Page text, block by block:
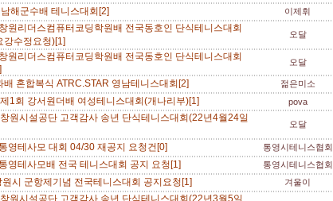
해군수배 테니스대회[2] 이제휘
원리더스컴퓨터코딩학원배 전국동호인 단식테니스대회
강수정요청)[1]
오달
원리더스컴퓨터코딩학원배 전국동호인 단식테니스대회
오달
배 혼합복식 ATRC.STAR 영남테니스대회[2] 젊은미소
1회 강서원더배 여성테니스대회(개나리부)[1] pova
원시설공단 고객감사 송년 단식테니스대회(22년4월24일
오달
영테사모 대회 04/30 재공지 요청건[0] 통영시테니스협회
영테사모배 전국 테니스대회 공지 요청[1] 통영시테니스협회
시 군항제기념 전국테니스대회 공지요청[1] 겨울이
원시설공단 고객감사 송년 단식테니스대회(22년3월5일